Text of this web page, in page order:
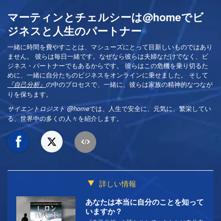
マーティンとチェルシーは@homeでビ
ジネスと人生のパートナー
一緒に時間を費やすことは、マシューズにとって目新しいものではあり
ません。 彼らは毎日一緒です。なぜなら彼らは夫婦なだけでなく、ビ
ジネス・パートナーでもあるからです。 彼らはこの危機を乗り切るた
めに、一緒に自分たちのビジネスをオンラインに乗せました。 そして
『自己分析』 の中のプロセスで、一緒に、彼らは家族の精神的なつなが
りを保ちます。
サイエントロジスト @homeでは、人生で安全に、元気に、繁栄してい
る、世界中の多くの人々を紹介します。
詳しい情報
あなたは本当に自分のことを知って
いますか？